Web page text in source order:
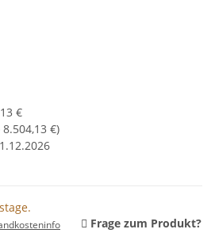
€
8.504,13 €)
Frage zum Produkt?